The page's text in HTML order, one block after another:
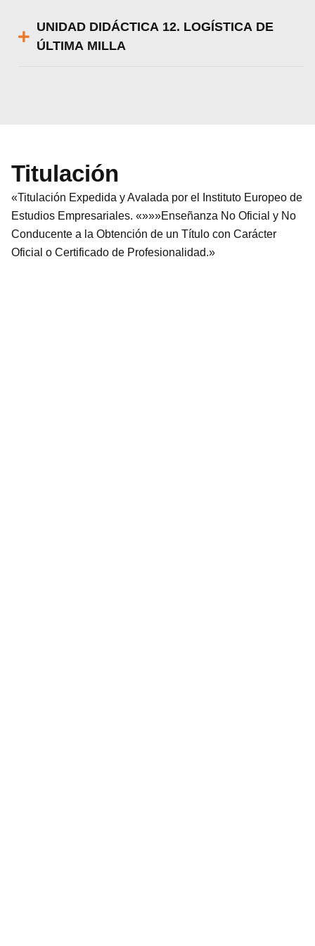
UNIDAD DIDÁCTICA 12. LOGÍSTICA DE
ÚLTIMA MILLA
Titulación
«Titulación Expedida y Avalada por el Instituto Europeo de
Estudios Empresariales. «»»»Enseñanza No Oficial y No
Conducente a la Obtención de un Título con Carácter
Oficial o Certificado de Profesionalidad.»